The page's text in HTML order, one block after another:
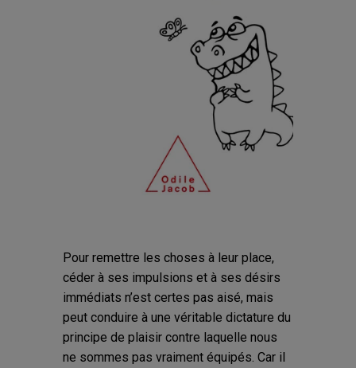
Pour remettre les choses à leur place,
céder à ses impulsions et à ses désirs
immédiats n’est certes pas aisé, mais
peut conduire à une véritable dictature du
principe de plaisir contre laquelle nous
ne sommes pas vraiment équipés. Car il